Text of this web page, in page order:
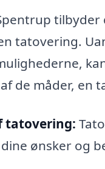
tatovering.
de måder,
tatovering:
ønsker og